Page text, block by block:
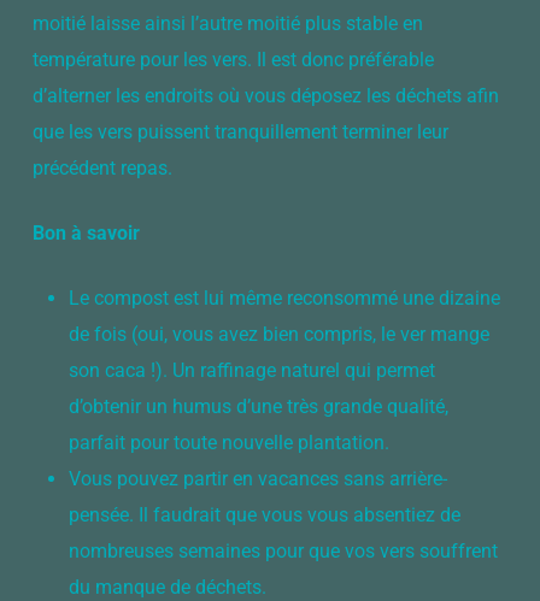
moitié laisse ainsi l’autre moitié plus stable en
température pour les vers. Il est donc préférable
d’alterner les endroits où vous déposez les déchets afin
que les vers puissent tranquillement terminer leur
précédent repas.
Bon à savoir
Le compost est lui même reconsommé une dizaine
de fois (oui, vous avez bien compris, le ver mange
son caca !). Un raffinage naturel qui permet
d’obtenir un humus d’une très grande qualité,
parfait pour toute nouvelle plantation.
Vous pouvez partir en vacances sans arrière-
pensée. Il faudrait que vous vous absentiez de
nombreuses semaines pour que vos vers souffrent
du manque de déchets.